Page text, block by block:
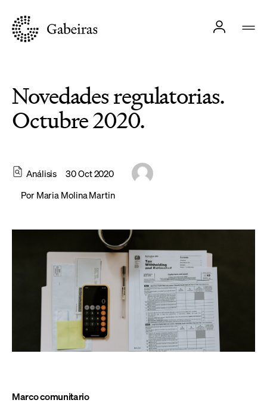
Novedades regulatorias.
Octubre 2020.
Análisis
30 Oct 2020
Por Maria Molina Martin
Marco comunitario